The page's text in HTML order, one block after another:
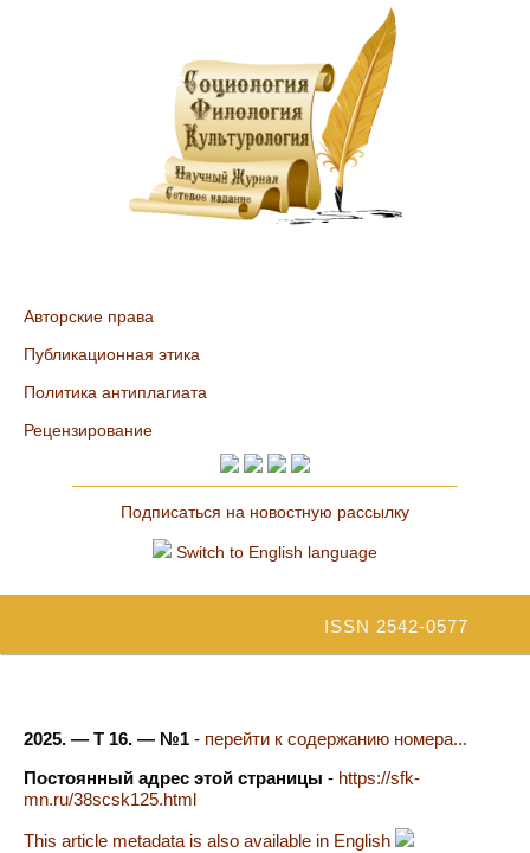
Авторские права
Публикационная этика
Политика антиплагиата
Рецензирование
Подписаться на новостную рассылку
Switch to English language
ISSN 2542-0577
2025. — Т 16. — №1 - перейти к содержанию номера...
Постоянный адрес этой страницы - https://sfk-
mn.ru/38scsk125.html
This article metadata is also available in English